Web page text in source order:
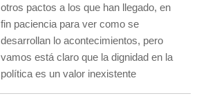
otros pactos a los que han llegado, en
fin paciencia para ver como se
desarrollan lo acontecimientos, pero
vamos está claro que la dignidad en la
política es un valor inexistente